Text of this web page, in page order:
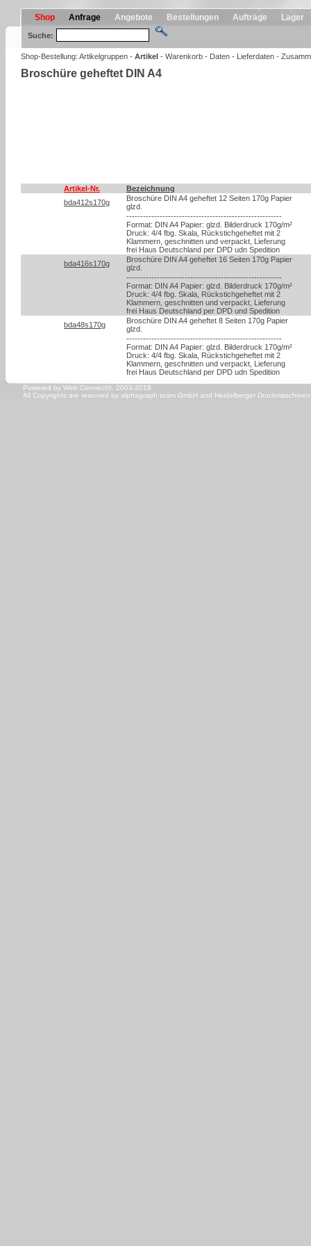
Shop Anfrage Angebote Bestellungen Aufträge Lager
Suche:
Shop-Bestellung: Artikelgruppen - Artikel - Warenkorb - Daten - Lieferdaten -
Broschüre geheftet DIN A4
Artikel-Nr.
Bezeichnung
bda412s170g
Broschüre DIN A4 geheftet 12 Seiten 170g Papier
glzd.
--------------------------------------------------------
Format: DIN A4 Papier: glzd. Bilderdruck 170g/m²
Druck: 4/4 fbg. Skala, Rückstichgeheftet mit 2
Klammern, geschnitten und verpackt, Lieferung
frei Haus Deutschland per DPD udn Spedition
bda416s170g
Broschüre DIN A4 geheftet 16 Seiten 170g Papier
glzd.
--------------------------------------------------------
Format: DIN A4 Papier: glzd. Bilderdruck 170g/m²
Druck: 4/4 fbg. Skala, Rückstichgeheftet mit 2
Klammern, geschnitten und verpackt, Lieferung
frei Haus Deutschland per DPD und Spedition
bda48s170g
Broschüre DIN A4 geheftet 8 Seiten 170g Papier
glzd.
--------------------------------------------------------
Format: DIN A4 Papier: glzd. Bilderdruck 170g/m²
Druck: 4/4 fbg. Skala, Rückstichgeheftet mit 2
Klammern, geschnitten und verpackt, Lieferung
frei Haus Deutschland per DPD udn Spedition
Powered by Web.Connect©. 2003-2018
All Copyrights are reserved by alphagraph team GmbH and Heidelberger